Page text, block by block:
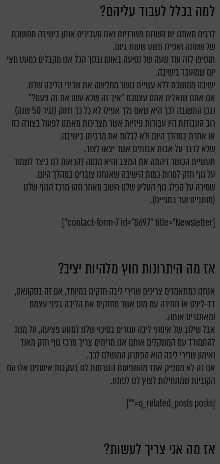
למה בכלל לעבוד עליהם?
לרבים מאתנו יש משרות משרדיות ואנו מעבירים אותן בישיבה ממושכת
של שמונה ואפילו תשע שעות ביום.
תוסיפו לזה עוד שעה של נסיעה באוטו ובסך הכל אנו מקבלים כמעט חצי
יום שמועבר בישיבה.
ישיבה ממושכת ללא עשיית כושר מחלישה את שרירי הליבה שלנו.
אם אתם שואלים אתם עצמכם "איך זה שלא עשו את זה פעם?"
ובכן התשובה לכך היא שאם נלך אפילו לא כל כך רחוק (נגיד 50 שנה)
רוב העבודות היו עבודות פיזיות אשר מצריכות מאתנו לפעול בצורה כזו
או אחרת במהלך היום ולא לבלות את מרביתו בישיבה.
שלא לדבר על אבות אבותינו אשר יצאו לצוד.
תעשיית הכושר זיהתה את המצב והיא מנסה להראות לנו כיצד לשמור
על גוף חזק למרות כמות הישיבה שאנחנו צוברים במהלך היום.
שמירה על הפלג גוף העליון שלנו חשוב מאחר וזהו מרכז הגוף שלנו
(מותניים ועד כתפיים).
[contact-form-7 id="8697" title="Newsletter"]
אז מה היתרונות חוץ מלהיות יציב?
אנחנו כמתאמנים צריכים שרירי ליבה חזקים במיוחד, אם זה בסקוואט,
דד-ליפט או חתירה עם מוט אשר מחזקים את הליבה בפני עצמם
ומאתגרים אותה.
אבל שילוב של אימוני ליבה עוזרים בסיכוי שלנו למנוע פציעה, על מנת
להתמודד עם המשקלים אותם אנו מרימים צריך מרכז גוף חזק מאוד
ואימון שרירי ליבה הוא הפתרון המושלם לכך.
אם זה לא מספיק אחד מהשפעות הנגרמות לנו בעקבות אימונים אלו הם
הקוביות שמתחילות לצוץ לנו לפתע.
[q_related_posts posts=""]
אז מה אני צריך לעשות?